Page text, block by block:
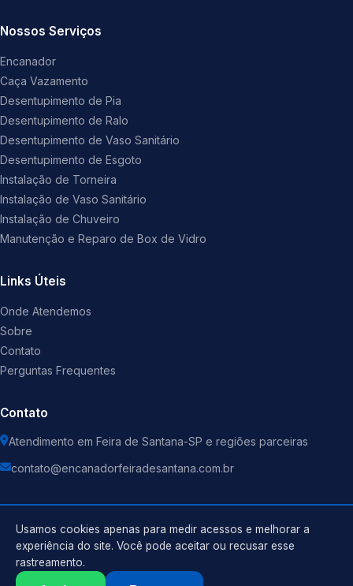
Nossos Serviços
Encanador
Caça Vazamento
Desentupimento de Pia
Desentupimento de Ralo
Desentupimento de Vaso Sanitário
Desentupimento de Esgoto
Instalação de Torneira
Instalação de Vaso Sanitário
Instalação de Chuveiro
Manutenção e Reparo de Box de Vidro
Links Úteis
Onde Atendemos
Sobre
Contato
Perguntas Frequentes
Contato
Atendimento em Feira de Santana-SP e regiões parceiras
contato@encanadorfeiradesantana.com.br
2026 Encanador . Todos os direitos reservados.
Política de Privacidade
Termos de Uso
Usamos cookies apenas para medir acessos e melhorar a
experiência do site. Você pode aceitar ou recusar esse
rastreamento.